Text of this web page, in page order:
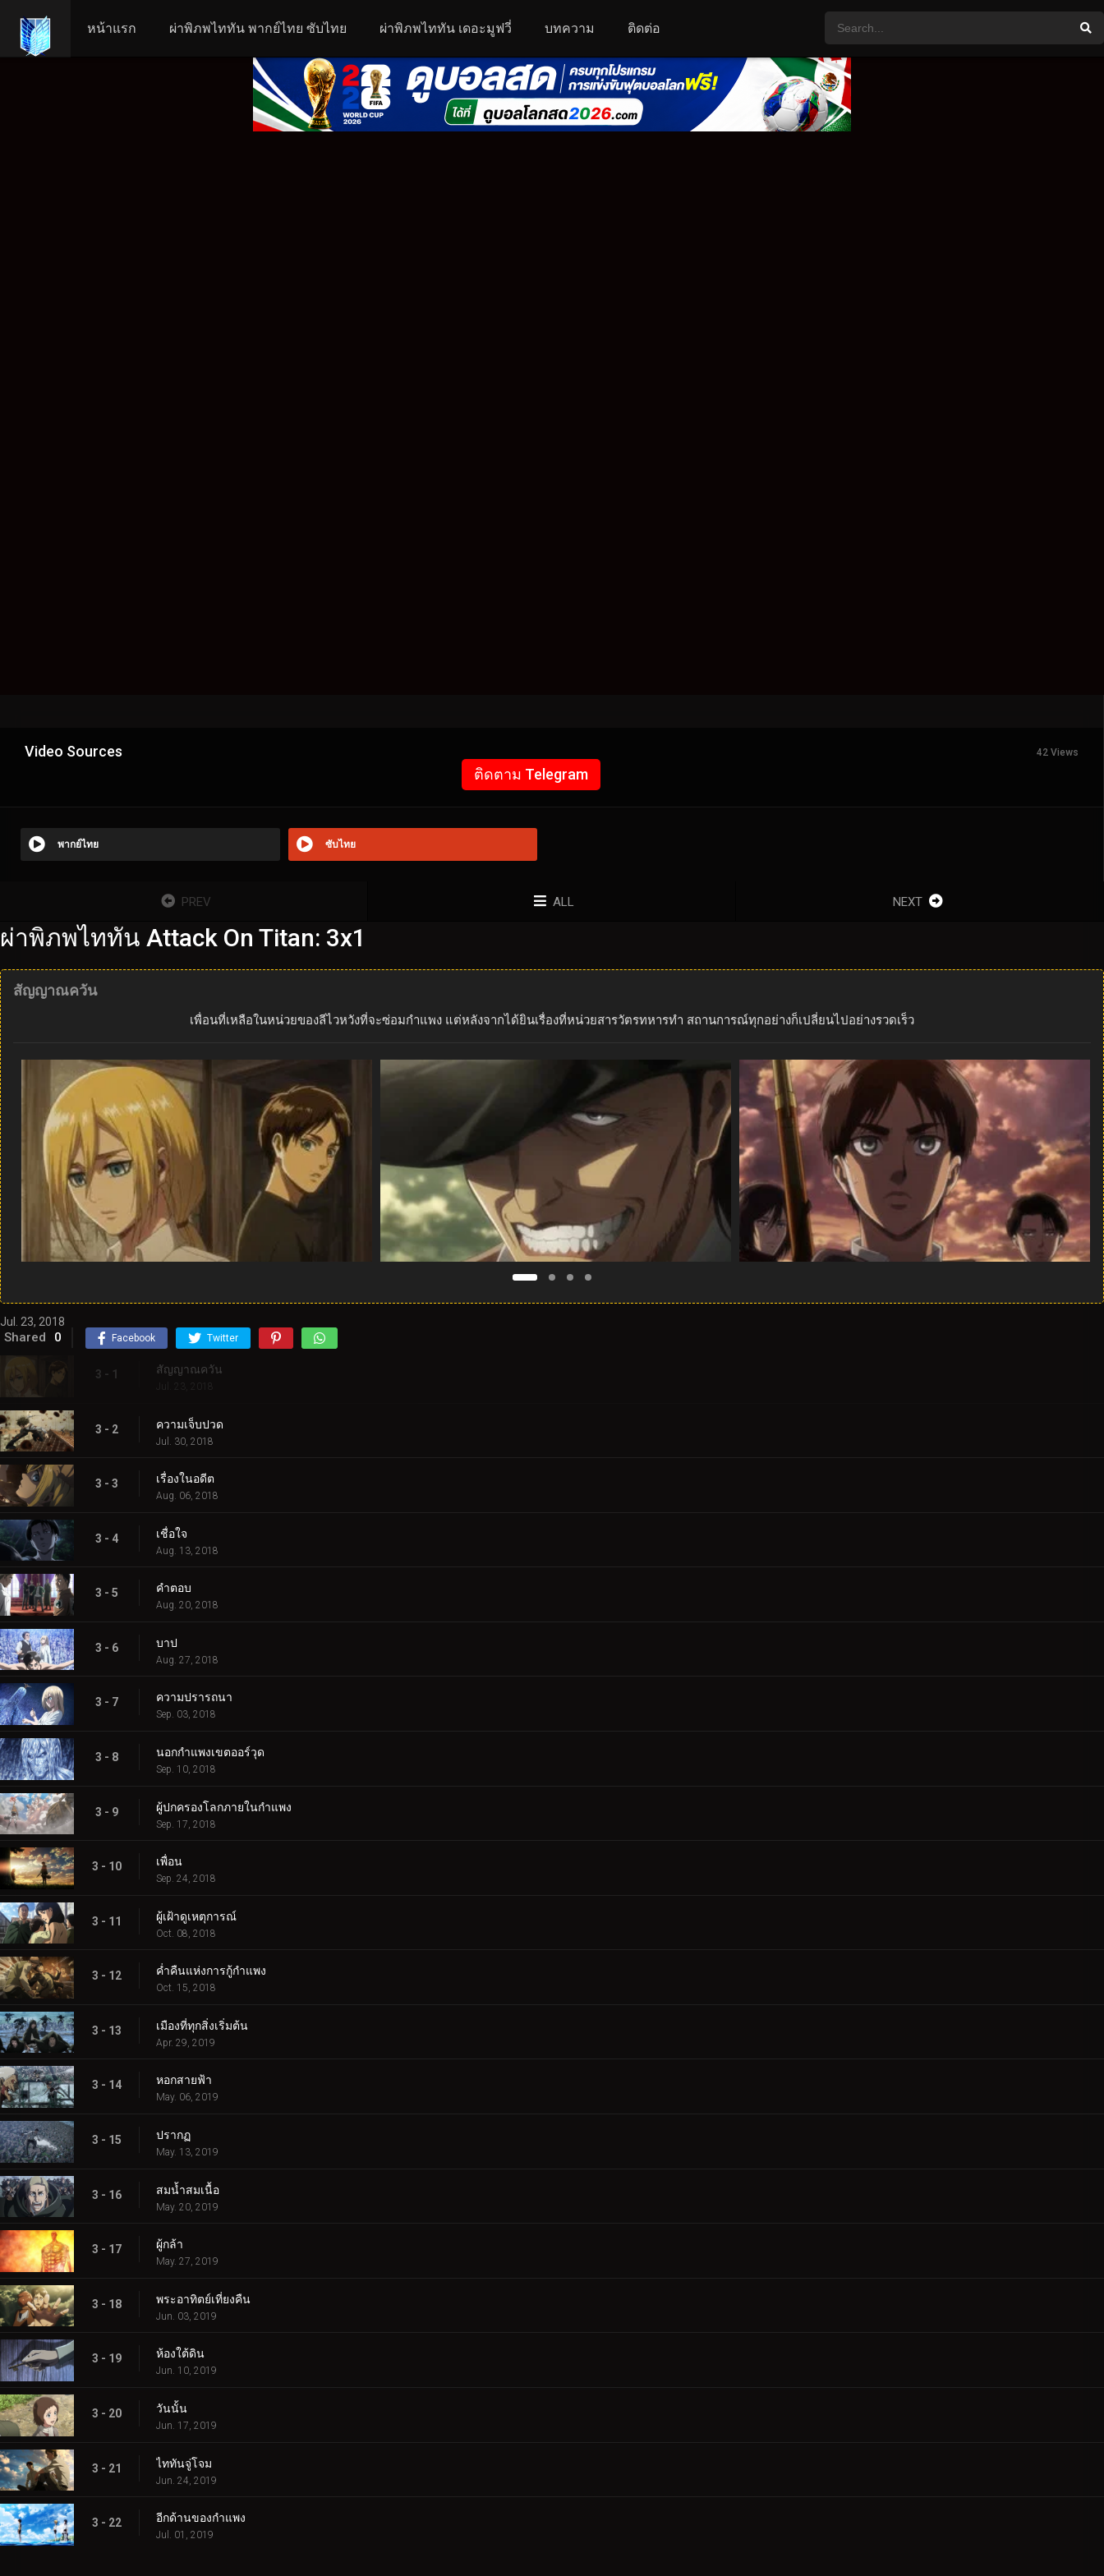
หน้าแรก ผ่าพิภพไททัน พากย์ไทย ซับไทย ผ่าพิภพไททัน เดอะมูฟวี่ บทความ ติดต่อ
Video Sources 42 Views
ติดตาม Telegram
พากย์ไทย ซับไทย
PREV ALL NEXT
ผ่าพิภพไททัน Attack On Titan: 3x1
สัญญาณควัน
เพื่อนที่เหลือในหน่วยของลีไวหวังที่จะซ่อมกำแพง แต่หลังจากได้ยินเรื่องที่หน่วยสารวัตรทหารทำ สถานการณ์ทุกอย่างก็เปลี่ยนไปอย่างรวดเร็ว
Jul. 23, 2018
Shared 0 Facebook Twitter
3 - 1 สัญญาณควัน
Jul. 23, 2018
3 - 2 ความเจ็บปวด
Jul. 30, 2018
3 - 3 เรื่องในอดีต
Aug. 06, 2018
3 - 4 เชื่อใจ
Aug. 13, 2018
3 - 5 คำตอบ
Aug. 20, 2018
3 - 6 บาป
Aug. 27, 2018
3 - 7 ความปรารถนา
Sep. 03, 2018
3 - 8 นอกกำแพงเขตออร์วุด
Sep. 10, 2018
3 - 9 ผู้ปกครองโลกภายในกำแพง
Sep. 17, 2018
3 - 10 เพื่อน
Sep. 24, 2018
3 - 11 ผู้เฝ้าดูเหตุการณ์
Oct. 08, 2018
3 - 12 ค่ำคืนแห่งการกู้กำแพง
Oct. 15, 2018
3 - 13 เมืองที่ทุกสิ่งเริ่มต้น
Apr. 29, 2019
3 - 14 หอกสายฟ้า
May. 06, 2019
3 - 15 ปรากฏ
May. 13, 2019
3 - 16 สมน้ำสมเนื้อ
May. 20, 2019
3 - 17 ผู้กล้า
May. 27, 2019
3 - 18 พระอาทิตย์เที่ยงคืน
Jun. 03, 2019
3 - 19 ห้องใต้ดิน
Jun. 10, 2019
3 - 20 วันนั้น
Jun. 17, 2019
3 - 21 ไททันจู่โจม
Jun. 24, 2019
3 - 22 อีกด้านของกำแพง
Jul. 01, 2019